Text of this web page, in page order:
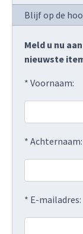
Blijf op de
Meld u nu
nieuwste
* Voornaam:
* Achternaam:
* E-mailadres: